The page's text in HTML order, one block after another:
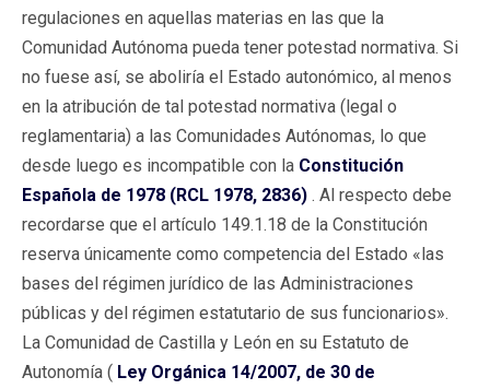
regulaciones en aquellas materias en las que la
Comunidad Autónoma pueda tener potestad normativa. Si
no fuese así, se aboliría el Estado autonómico, al menos
en la atribución de tal potestad normativa (legal o
reglamentaria) a las Comunidades Autónomas, lo que
desde luego es incompatible con la Constitución
Española de 1978 (RCL 1978, 2836) . Al respecto debe
recordarse que el artículo 149.1.18 de la Constitución
reserva únicamente como competencia del Estado «las
bases del régimen jurídico de las Administraciones
públicas y del régimen estatutario de sus funcionarios».
La Comunidad de Castilla y León en su Estatuto de
Autonomía ( Ley Orgánica 14/2007, de 30 de